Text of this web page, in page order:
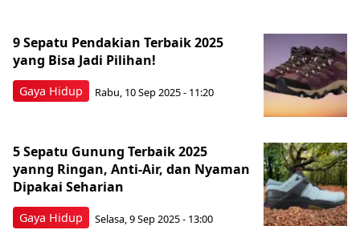
Gaya Hidup
9 Sepatu Pendakian Terbaik 2025
yang Bisa Jadi Pilihan!
Rabu, 10 Sep 2025 - 11:20
Gaya Hidup
5 Sepatu Gunung Terbaik 2025
yanng Ringan, Anti-Air, dan Nyaman
Dipakai Seharian
Selasa, 9 Sep 2025 - 13:00